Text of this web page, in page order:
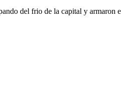
del frio de la capital y armaron